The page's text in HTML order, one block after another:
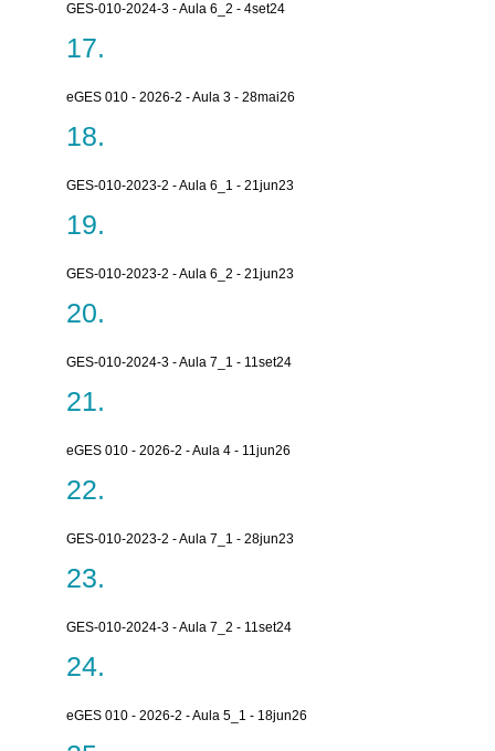
GES-010-2024-3 - Aula 6_2 - 4set24
eGES 010 - 2026-2 - Aula 3 - 28mai26
GES-010-2023-2 - Aula 6_1 - 21jun23
GES-010-2023-2 - Aula 6_2 - 21jun23
GES-010-2024-3 - Aula 7_1 - 11set24
eGES 010 - 2026-2 - Aula 4 - 11jun26
GES-010-2023-2 - Aula 7_1 - 28jun23
GES-010-2024-3 - Aula 7_2 - 11set24
eGES 010 - 2026-2 - Aula 5_1 - 18jun26